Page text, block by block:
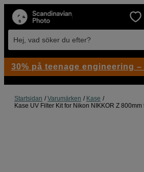
Hej, vad söker du efter?
Startsidan Varumärken
Kase
Kase UV Filter Kit for Nikon NIKKOR Z 800mm
30% på teenage engineering